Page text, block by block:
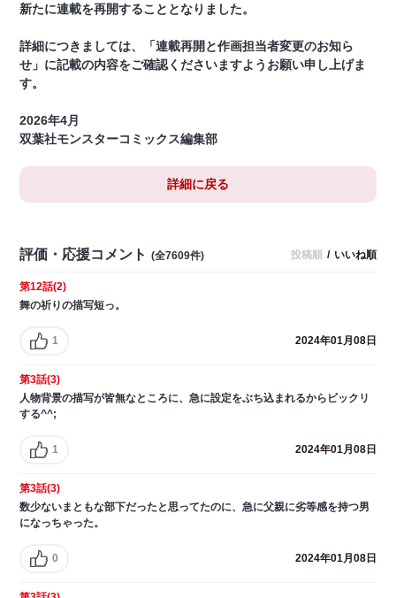
新たに連載を再開することとなりました。
詳細につきましては、「連載再開と作画担当者変更のお知ら
せ」に記載の内容をご確認くださいますようお願い申し上げま
す。
2026年4月
双葉社モンスターコミックス編集部
詳細に戻る
評価・応援コメント (全7609件) 投稿順 / いいね順
第12話(2)
舞の祈りの描写短っ。
1 2024年01月08日
第3話(3)
人物背景の描写が皆無なところに、急に設定をぶち込まれるからビックリ
する^^;
1 2024年01月08日
第3話(3)
数少ないまともな部下だったと思ってたのに、急に父親に劣等感を持つ男
になっちゃった。
0 2024年01月08日